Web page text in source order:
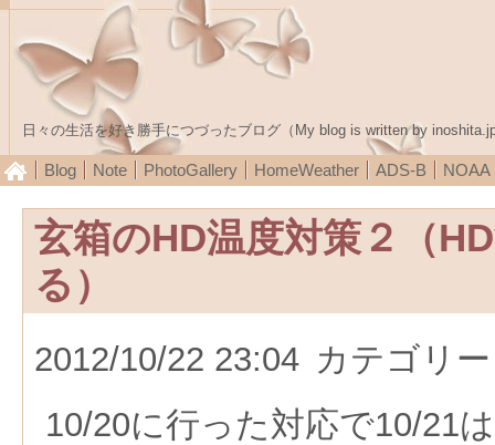
日々の生活を好き勝手につづったブログ（My blog is written by
Blog Note PhotoGallery HomeWeather ADS-B NOAA
玄箱のHD温度対策２（
る）
2012/10/22 23:04 カテゴリ
10/20に行った対応で10/21